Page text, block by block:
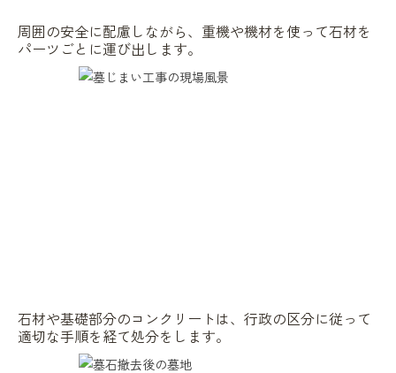
周囲の安全に配慮しながら、重機や機材を使って石材を
パーツごとに運び出します。
石材や基礎部分のコンクリートは、行政の区分に従って
適切な手順を経て処分をします。